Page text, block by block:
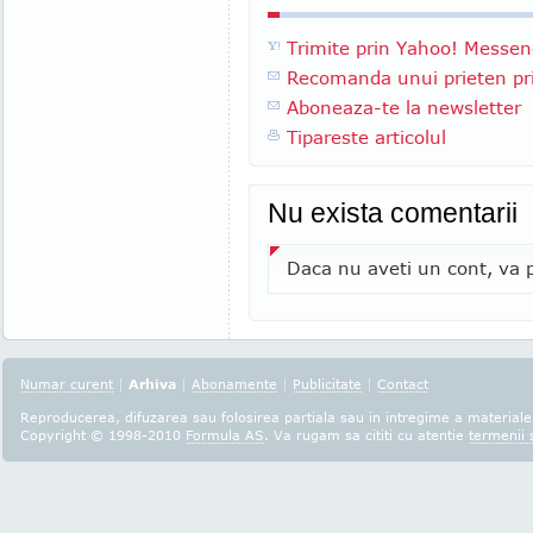
Trimite prin Yahoo!
Recomanda unui prieten
Aboneaza-te la newsletter
Tipareste articolul
Nu exista comentarii
Daca nu aveti un cont, va
Numar curent | Arhiva | Abonamente | Publicitate | Contact
Reproducerea, difuzarea sau folosirea partiala sau in intregime a
Copyright © 1998-2010 Formula AS. Va rugam sa cititi cu atentie termenii